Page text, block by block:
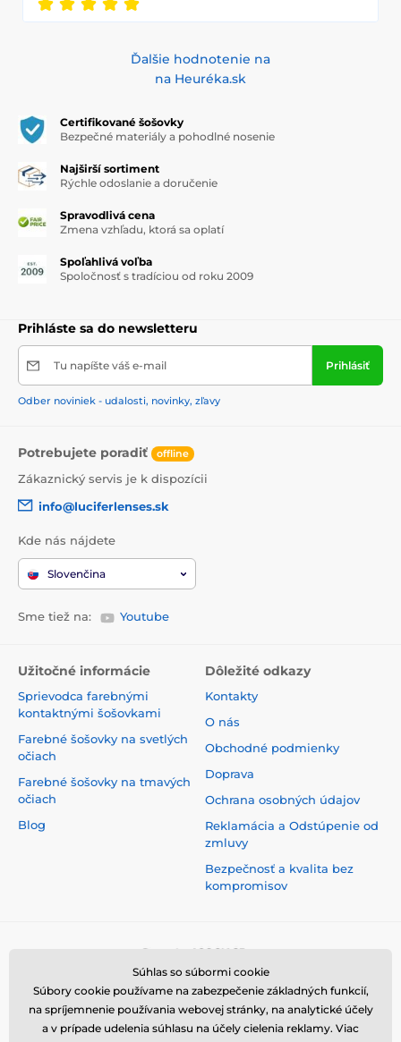
Ďalšie hodnotenie na
na Heuréka.sk
Certifikované šošovky
Bezpečné materiály a pohodlné nosenie
Najširší sortiment
Rýchle odoslanie a doručenie
Spravodlivá cena
Zmena vzhľadu, ktorá sa oplatí
Spoľahlivá voľba
Spoločnosť s tradíciou od roku 2009
Prihláste sa do newsletteru
Tu napíšte váš e-mail Prihlásiť
Odber noviniek - udalosti, novinky, zľavy
Potrebujete poradiť offline
Zákaznický servis je k dispozícii
info@luciferlenses.sk
Kde nás nájdete
Slovenčina
Sme tiež na: Youtube
Užitočné informácie
Sprievodca farebnými
kontaktnými šošovkami
Farebné šošovky na svetlých
očiach
Farebné šošovky na tmavých
očiach
Blog
Dôležité odkazy
Kontakty
O nás
Obchodné podmienky
Doprava
Ochrana osobných údajov
Reklamácia a Odstúpenie od
zmluvy
Bezpečnosť a kvalita bez
kompromisov
Súhlas so súbormi cookie
Súbory cookie používame na zabezpečenie základných funkcií,
na spríjemnenie používania webovej stránky, na analytické účely
a v prípade udelenia súhlasu na účely cielenia reklamy. Viac